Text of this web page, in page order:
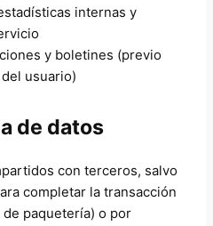
internas y
y boletines (previo
usuario)
de datos
con terceros, salvo
completar la transacción
paquetería) o por